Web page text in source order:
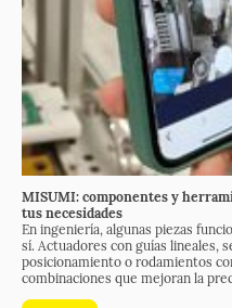
MISUMI: componentes y
tus necesidades
En ingeniería, algunas piezas
sí. Actuadores con guías lineales,
posicionamiento o rodamientos
combinaciones que mejoran la